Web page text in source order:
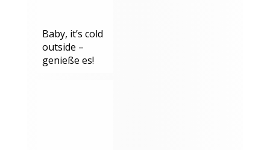
Baby, it’s cold
outside –
genieße es!